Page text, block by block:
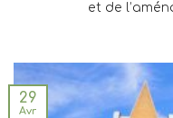
et de
29
Avr